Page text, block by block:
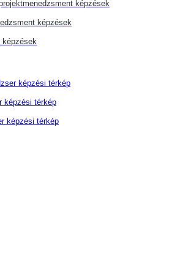
képzések
képzések
képzések
képzési térkép
képzési térkép
képzési térkép